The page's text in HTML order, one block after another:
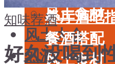
风土食材
风土大会
烈酒
餐厅酒吧
餐酒搭配
风土食材
知味荐酒
好久没喝到